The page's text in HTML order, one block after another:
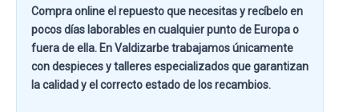
Compra online el repuesto que necesitas y recíbelo en
pocos días laborables en cualquier punto de Europa o
fuera de ella. EnValdizarbetrabajamos únicamente
con despieces y talleres especializados que garantizan
la calidad y el correcto estado de los recambios.